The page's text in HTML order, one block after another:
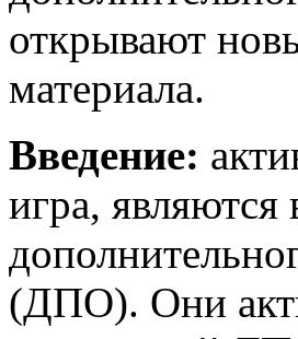
открывают
материала.
Введение:
игра,
(ДПО). Они